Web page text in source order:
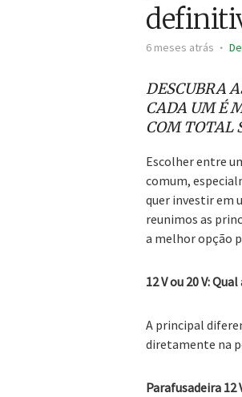
6 meses atrás
DESCUBRA
CADA UM É
COM TOTAL
Escolher entre
comum,
quer investir em
reunimos as
a melhor opção
12 V ou 20 V:
A principal
diretamente na
Parafusadeira 12